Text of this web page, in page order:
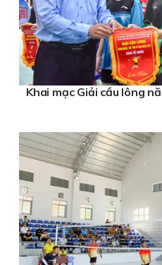
Khai mạc Giải cầu lông